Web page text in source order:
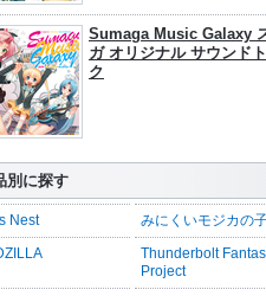
Sumaga Music Galaxy
ガ オリジナル サウンド
ク
別に探す
Nest みにくいモジカの
Thunderbolt
Project